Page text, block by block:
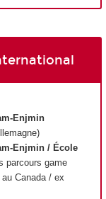
Enjmin
Enjmin / École
parcours game
Canada / ex